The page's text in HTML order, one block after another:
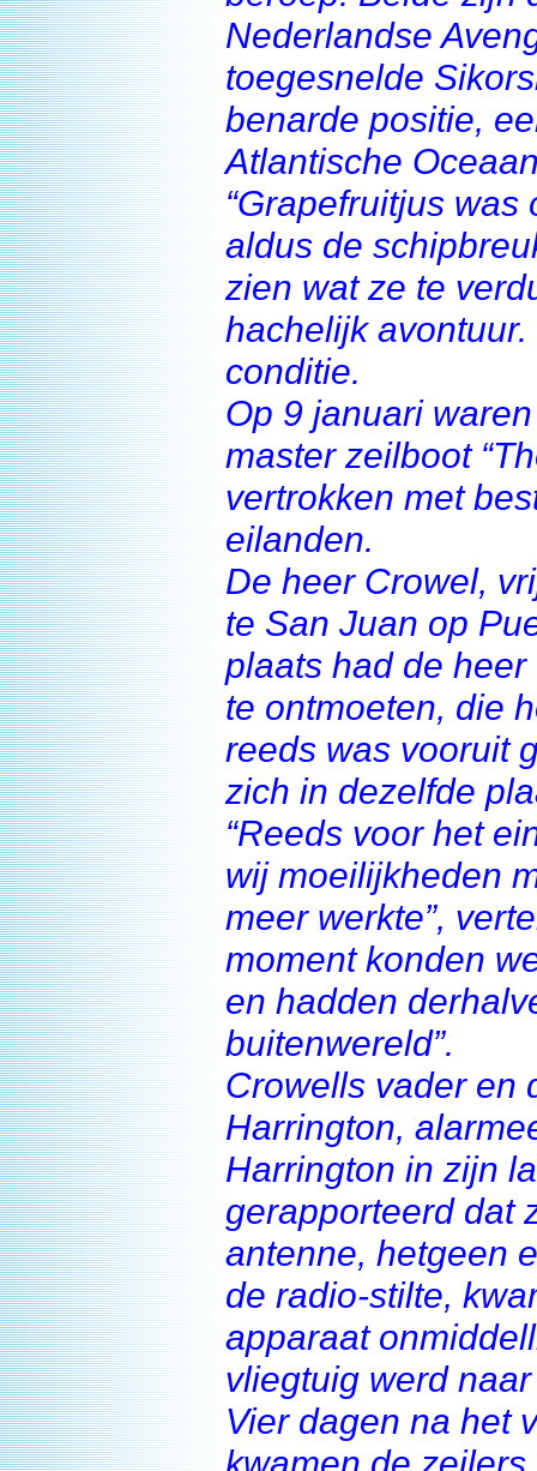
Nederlandse
toegesnelde
benarde positie,
Atlantische
“Grapefruitjus
aldus de
zien wat ze te
hachelijk
conditie.
Op 9 januari
master zeilboot
vertrokken met
eilanden.
De heer Crowel,
te San Juan op
plaats had de
te ontmoeten, die
reeds was vooruit
zich in dezelfde
“Reeds voor het
wij moeilijkheden
meer werkte”,
moment konden
en hadden
buitenwereld”.
Crowells vader en
Harrington,
Harrington in zijn
gerapporteerd dat
antenne, hetgeen
de radio-stilte,
apparaat
vliegtuig werd
Vier dagen na het
kwamen de